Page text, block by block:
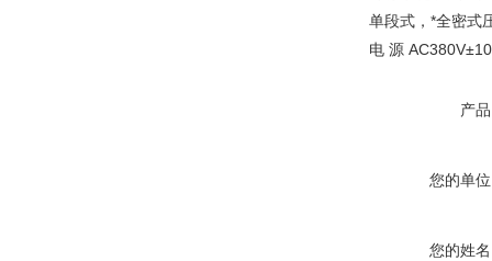
单段式，*全密
电 源
产
您的单
您的姓